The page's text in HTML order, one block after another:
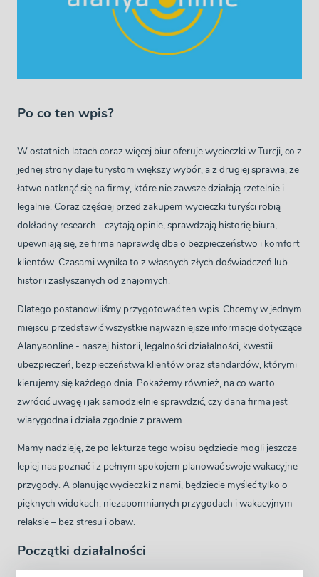
Po co ten wpis?
W ostatnich latach coraz więcej biur oferuje wycieczki w Turcji, co z
jednej strony daje turystom większy wybór, a z drugiej sprawia, że
łatwo natknąć się na firmy, które nie zawsze działają rzetelnie i
legalnie. Coraz częściej przed zakupem wycieczki turyści robią
dokładny research - czytają opinie, sprawdzają historię biura,
upewniają się, że firma naprawdę dba o bezpieczeństwo i komfort
klientów. Czasami wynika to z własnych złych doświadczeń lub
historii zasłyszanych od znajomych.
Dlatego postanowiliśmy przygotować ten wpis. Chcemy w jednym
miejscu przedstawić wszystkie najważniejsze informacje dotyczące
Alanyaonline - naszej historii, legalności działalności, kwestii
ubezpieczeń, bezpieczeństwa klientów oraz standardów, którymi
kierujemy się każdego dnia. Pokażemy również, na co warto
zwrócić uwagę i jak samodzielnie sprawdzić, czy dana firma jest
wiarygodna i działa zgodnie z prawem.
Mamy nadzieję, że po lekturze tego wpisu będziecie mogli jeszcze
lepiej nas poznać i z pełnym spokojem planować swoje wakacyjne
przygody. A planując wycieczki z nami, będziecie myśleć tylko o
pięknych widokach, niezapomnianych przygodach i wakacyjnym
relaksie – bez stresu i obaw.
Początki działalności